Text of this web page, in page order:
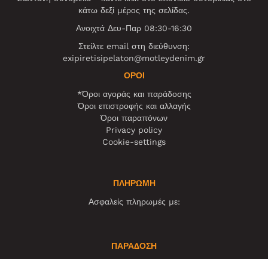
κάτω δεξί μέρος της σελίδας.
Ανοιχτά Δευ-Παρ 08:30-16:30
Στείλτε email στη διεύθυνση:
exipiretisipelaton@motleydenim.gr
ΌΡΟΙ
*Όροι αγοράς και παράδοσης
Όροι επιστροφής και αλλαγής
Όροι παραπόνων
Privacy policy
Cookie-settings
ΠΛΗΡΩΜΗ
Ασφαλείς πληρωμές με:
ΠΑΡΑΔΟΣΗ